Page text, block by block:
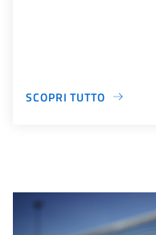
SCOPRI TUTTO